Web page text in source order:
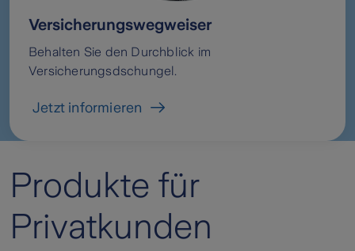
Versicherungswegweiser
Behalten Sie den Durchblick im
Versicherungsdschungel.
Jetzt informieren
Produkte für
Privatkunden